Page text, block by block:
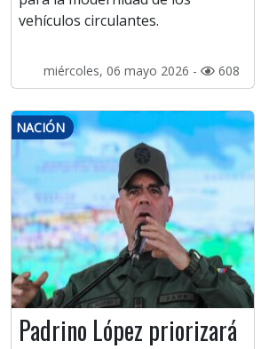
vehículos circulantes.
miércoles, 06 mayo 2026 - 608
NACIÓN
Padrino López priorizará